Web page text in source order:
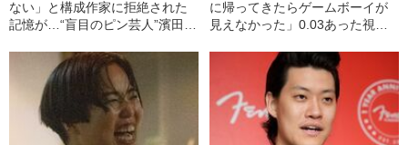
ない」と構成作家に拒絶された
記憶が…“盲目のピン芸人”濱田祐
で“出演取り消し”に怯えた理由
に帰ってきたらゲームボーイが
見えなかった」0.03あった視力
人”濱田祐太郎（36）が直面し
た“絶望の2択”